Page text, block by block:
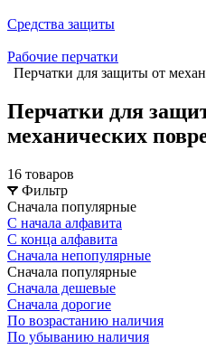
Средства защиты
Рабочие перчатки
Перчатки для защиты от
Перчатки для
механических
16 товаров
Фильтр
Сначала популярные
С начала алфавита
С конца алфавита
Сначала непопулярные
Сначала популярные
Сначала дешевые
Сначала дорогие
По возрастанию наличия
По убыванию наличия